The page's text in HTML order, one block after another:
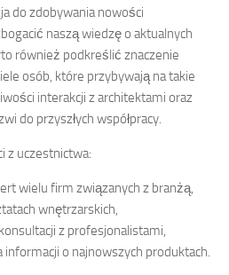
do zdobywania nowości
naszą wiedzę o aktualnych
również podkreślić znaczenie
osób, które przybywają na takie
interakcji z architektami oraz
do przyszłych współpracy.
z uczestnictwa:
wielu firm związanych z branżą,
wnętrzarskich,
z profesjonalistami,
o najnowszych produktach.